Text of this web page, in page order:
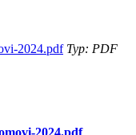
2024.pdfTyp: PDF
2024.pdf